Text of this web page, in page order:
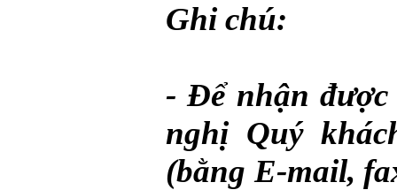
Ghi chú:
- Để nhận được
nghị Quý
(bằng E-mail,